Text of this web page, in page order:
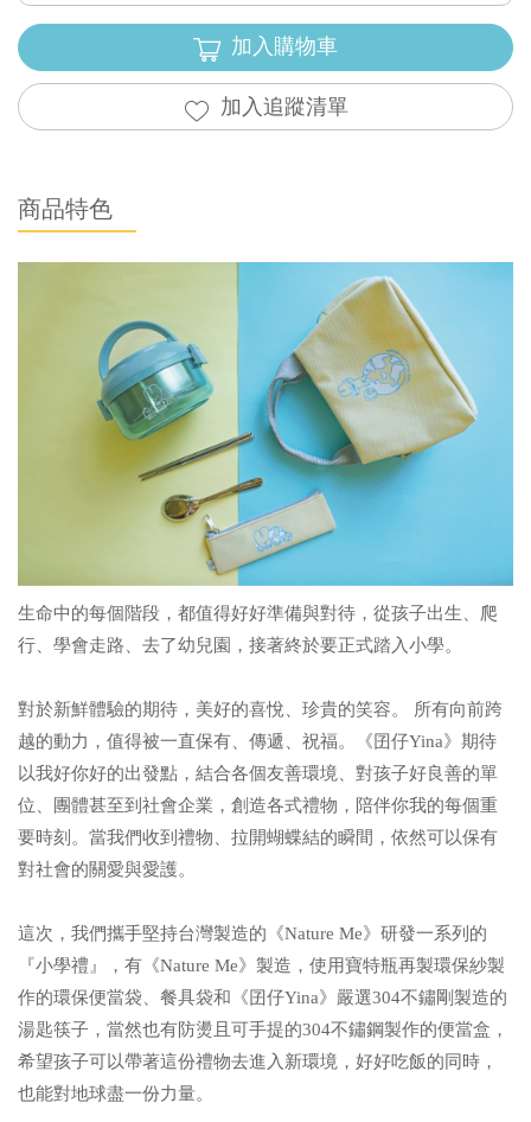
加入購物車
加入追蹤清單
商品特色
生命中的每個階段，都值得好好準備與對待，從孩子出生、爬
行、學會走路、去了幼兒園，接著終於要正式踏入小學。
對於新鮮體驗的期待，美好的喜悅、珍貴的笑容。 所有向前跨
越的動力，值得被一直保有、傳遞、祝福。《囝仔Yina》期待
以我好你好的出發點，結合各個友善環境、對孩子好良善的單
位、團體甚至到社會企業，創造各式禮物，陪伴你我的每個重
要時刻。當我們收到禮物、拉開蝴蝶結的瞬間，依然可以保有
對社會的關愛與愛護。
這次，我們攜手堅持台灣製造的《Nature Me》研發一系列的
『小學禮』，有《Nature Me》製造，使用寶特瓶再製環保紗製
作的環保便當袋、餐具袋和《囝仔Yina》嚴選304不鏽剛製造的
湯匙筷子，當然也有防燙且可手提的304不鏽鋼製作的便當盒，
希望孩子可以帶著這份禮物去進入新環境，好好吃飯的同時，
也能對地球盡一份力量。